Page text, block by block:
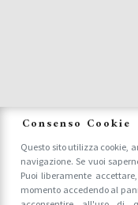
Consenso Cookie
Questo sito utilizza cookie,
navigazione. Se vuoi
Puoi liberamente
momento accedendo al